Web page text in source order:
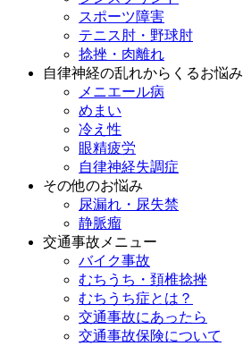
スポーツ障害
テニス肘・野球肘
捻挫・肉離れ
自律神経の乱れからくるお悩み
メニエール病
めまい
冷え性
眼精疲労
自律神経失調症
その他のお悩み
尿漏れ・尿失禁
静脈瘤
交通事故メニュー
バイク事故
むちうち・頚椎捻挫
むちうち症とは？
交通事故にあったら
交通事故保険について